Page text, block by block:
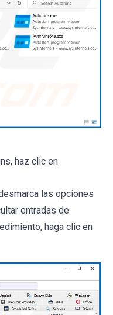
haz clic en
las opciones
entradas de
haga clic en